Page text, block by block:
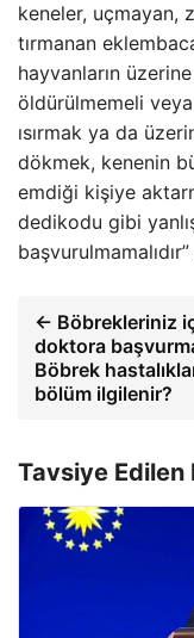
keneler, uçmayan,
tırmanan
hayvanların
öldürülmemeli veya
ısırmak ya da
dökmek, kenenin
emdiği kişiye
dedikodu gibi
← Böbrekleriniz
doktora
Böbrek
bölüm ilgilenir?
Tavsiye Edilen